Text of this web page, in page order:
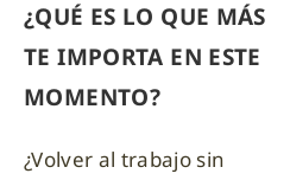
¿QUÉ ES LO QUE MÁS
TE IMPORTA EN ESTE
MOMENTO?
¿Volver al trabajo sin